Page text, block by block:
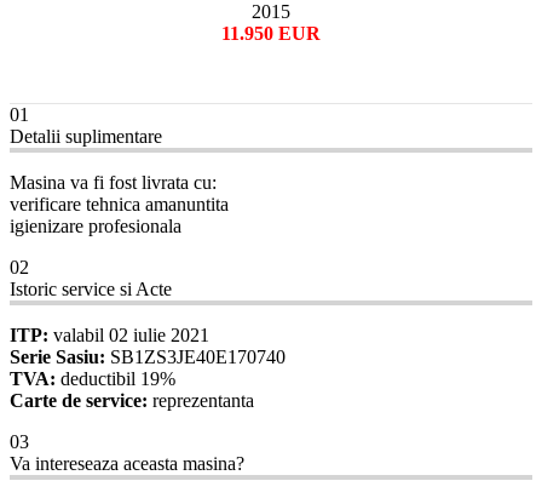
2015
11.950 EUR
01
Detalii suplimentare
Masina va fi fost livrata cu:
verificare tehnica amanuntita
igienizare profesionala
02
Istoric service si Acte
ITP: valabil 02 iulie 2021
Serie Sasiu: SB1ZS3JE40E170740
TVA: deductibil 19%
Carte de service: reprezentanta
03
Va intereseaza aceasta masina?